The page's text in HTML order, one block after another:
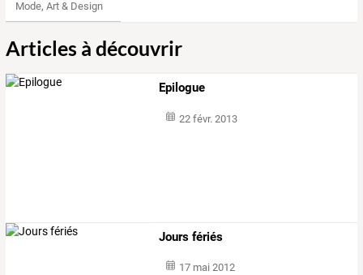
Mode, Art & Design
Articles à découvrir
Epilogue
22 févr. 2013
Jours fériés
17 mai 2012